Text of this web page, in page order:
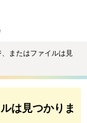
またはファイルは見
は見つかりま